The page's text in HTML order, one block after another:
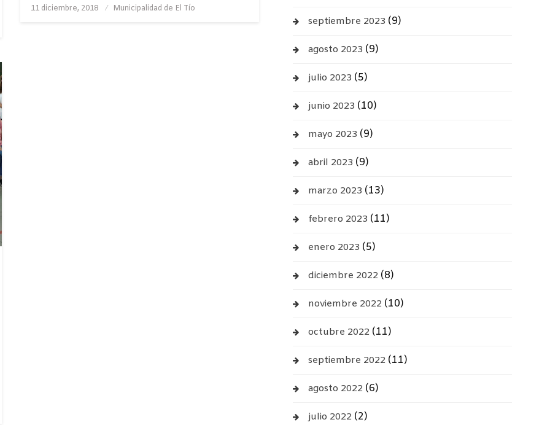
Publicado
11 diciembre, 2018 Municipalidad de El Tío
septiembre 2023 (9)
agosto 2023 (9)
julio 2023 (5)
junio 2023 (10)
mayo 2023 (9)
abril 2023 (9)
marzo 2023 (13)
febrero 2023 (11)
enero 2023 (5)
diciembre 2022 (8)
noviembre 2022 (10)
octubre 2022 (11)
septiembre 2022 (11)
agosto 2022 (6)
julio 2022 (2)